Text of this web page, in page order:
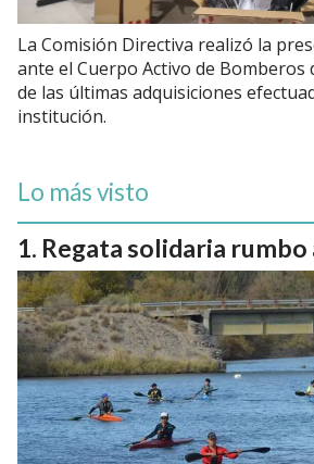
La Comisión Directiva realizó la
ante el Cuerpo Activo de Bomberos
de las últimas adquisiciones
institución.
Lo más visto
Regata solidaria rumbo